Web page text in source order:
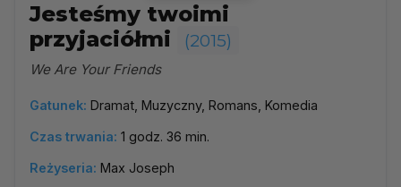
Jesteśmy twoimi
przyjaciółmi
(2015)
We Are Your Friends
Gatunek: Dramat, Muzyczny, Romans, Komedia
Czas trwania: 1 godz. 36 min.
Reżyseria: Max Joseph